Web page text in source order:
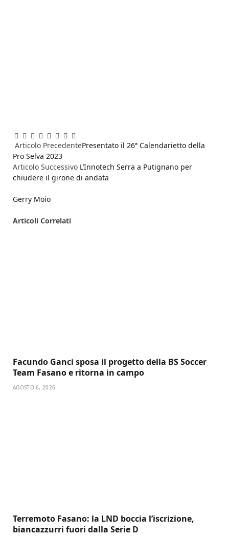
Facebook
Twitter
Pinterest
LinkedIn
Reddit
WhatsApp
Telegram
Email
Articolo PrecedentePresentato il 26ª Calendarietto della
Pro Selva 2023
Articolo Successivo L’Innotech Serra a Putignano per
chiudere il girone di andata
Gerry Moio
Articoli Correlati
Facundo Ganci sposa il progetto della BS Soccer
Team Fasano e ritorna in campo
AGOSTO 6, 2026
Terremoto Fasano: la LND boccia l’iscrizione,
biancazzurri fuori dalla Serie D